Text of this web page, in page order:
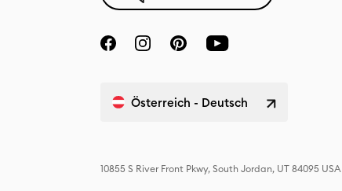
Österreich - Deutsch
10855 S River Front Pkwy, South Jordan, UT 84095 USA